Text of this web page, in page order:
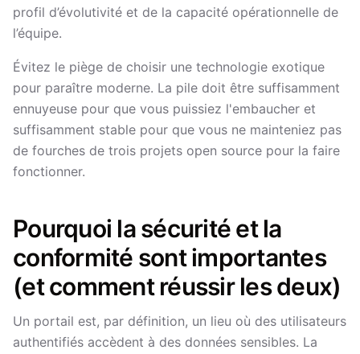
profil d’évolutivité et de la capacité opérationnelle de
l’équipe.
Évitez le piège de choisir une technologie exotique
pour paraître moderne. La pile doit être suffisamment
ennuyeuse pour que vous puissiez l'embaucher et
suffisamment stable pour que vous ne mainteniez pas
de fourches de trois projets open source pour la faire
fonctionner.
Pourquoi la sécurité et la
conformité sont importantes
(et comment réussir les deux)
Un portail est, par définition, un lieu où des utilisateurs
authentifiés accèdent à des données sensibles. La